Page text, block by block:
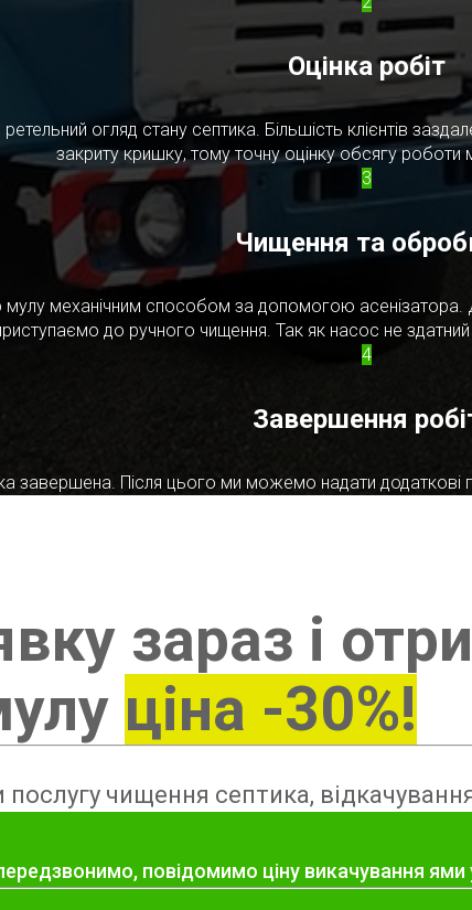
Оцінка робіт
огляд стану септика. Більшість клієнтів
закриту кришку, тому точну оцінку обсягу роботи
3
Чищення та
мулу механічним способом за допомогою
до ручного чищення. Так як насос не
4
Завершення
завершена. Після цього ми можемо надати додаткові
зараз і
ціна -30%!
чищення септика,
повідомимо ціну викачування